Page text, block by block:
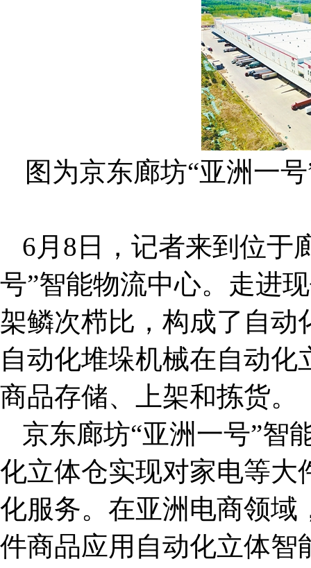
图为京东廊坊“亚洲一
6月8日，记者来到位于
号”智能物流中心。走进
架鳞次栉比，构成了自动
自动化堆垛机械在自动
商品存储、上架和拣货。
京东廊坊“亚洲一号”智
化立体仓实现对家电等大
化服务。在亚洲电商领域
件商品应用自动化立体智